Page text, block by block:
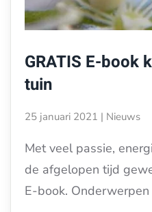
GRATIS E-book
tuin
25 januari 2021 | Nieuws
Met veel passie,
de afgelopen tijd
E-book.